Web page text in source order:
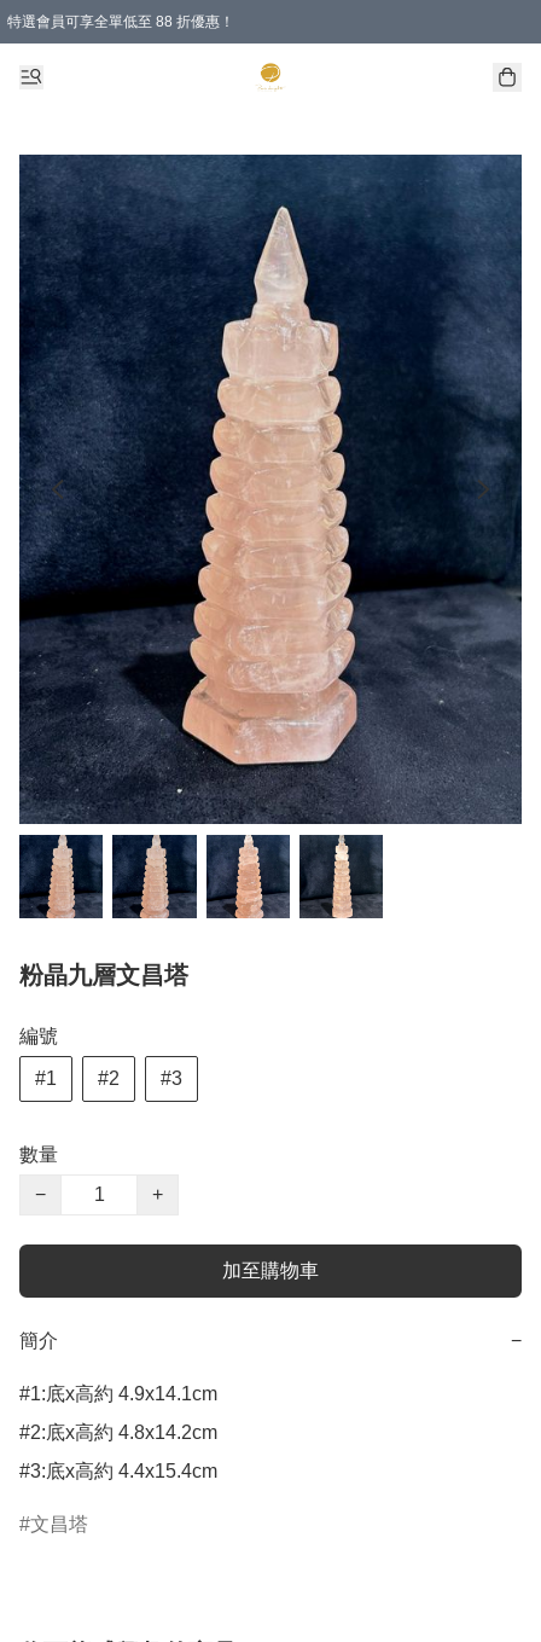
特選會員可享全單低至 88 折優惠！
粉晶九層文昌塔
編號
#1 #2 #3
數量
−
+
加至購物車
簡介 −
#1:底x高約 4.9x14.1cm
#2:底x高約 4.8x14.2cm
#3:底x高約 4.4x15.4cm
文昌塔